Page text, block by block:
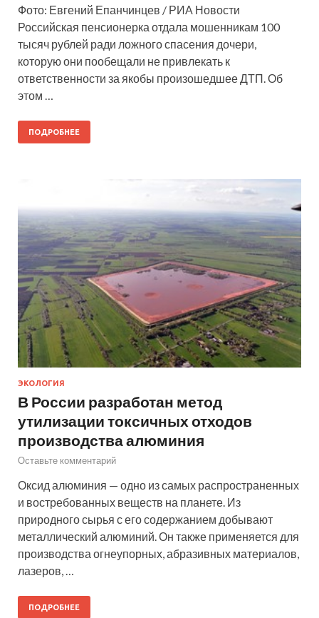
Фото: Евгений Епанчинцев / РИА Новости
Российская пенсионерка отдала мошенникам 100
тысяч рублей ради ложного спасения дочери,
которую они пообещали не привлекать к
ответственности за якобы произошедшее ДТП. Об
этом …
ПОДРОБНЕЕ
ЭКОЛОГИЯ
В России разработан метод
утилизации токсичных отходов
производства алюминия
Оставьте комментарий
Оксид алюминия — одно из самых распространенных
и востребованных веществ на планете. Из
природного сырья с его содержанием добывают
металлический алюминий. Он также применяется для
производства огнеупорных, абразивных материалов,
лазеров, …
ПОДРОБНЕЕ